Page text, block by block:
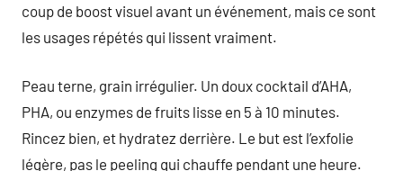
coup de boost visuel avant un événement, mais ce sont
les usages répétés qui lissent vraiment.
Peau terne, grain irrégulier. Un doux cocktail d’AHA,
PHA, ou enzymes de fruits lisse en 5 à 10 minutes.
Rincez bien, et hydratez derrière. Le but est l’exfolie
légère, pas le peeling qui chauffe pendant une heure.